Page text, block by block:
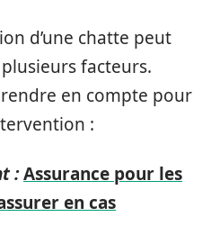
d’une chatte peut
facteurs.
en compte pour
:
:Assurance pour les
en cas